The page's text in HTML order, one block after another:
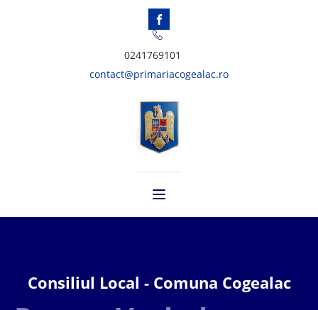
0241769101
contact@primariacogealac.ro
Consiliul Local - Comuna Cogealac